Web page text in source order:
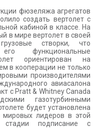
фюзеляжа агрегатов
создать вертолет с
кабиной в классе. На
в мире вертолет в своей
створки, что
функциональные
ориентирован на
в кооперации не только
производителями
авиасалона
с Pratt & Whitney Canada
газотурбинными
будет установлена
мировых лидеров в этой
подписание с